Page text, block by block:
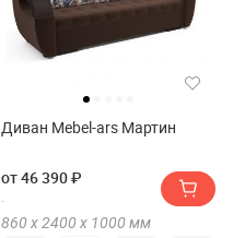
Диван Mebel-ars Мартин
от 46 390 ₽
860 х2400 х 1000 мм